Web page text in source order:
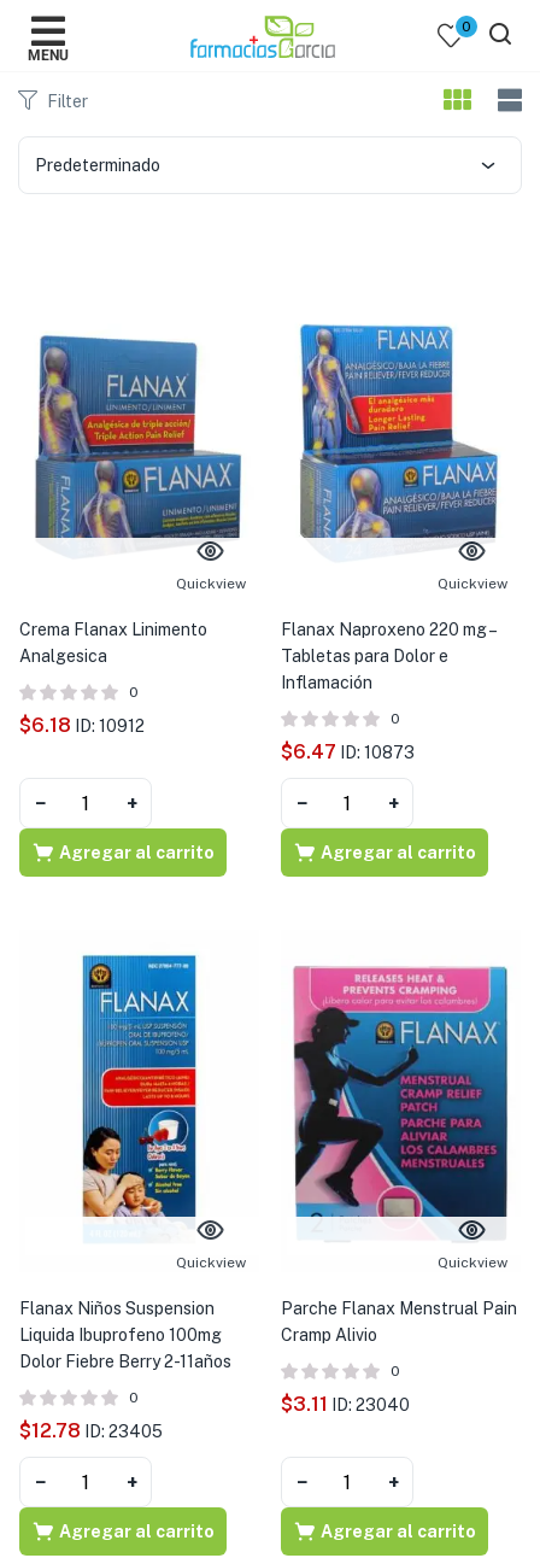
)
Bebes )
)
MENU
0
Filter
Predeterminado
Quickview
Crema Flanax Linimento
Analgesica
0
$6.18 ID: 10912
− +
Agregar al carrito
Quickview
Flanax Naproxeno 220 mg –
Tabletas para Dolor e
Inflamación
0
$6.47 ID: 10873
− +
Agregar al carrito
Quickview
Flanax Niños Suspension
Liquida Ibuprofeno 100mg
Dolor Fiebre Berry 2-11años
0
$12.78 ID: 23405
− +
Agregar al carrito
Quickview
Parche Flanax Menstrual Pain
Cramp Alivio
0
$3.11 ID: 23040
− +
Agregar al carrito